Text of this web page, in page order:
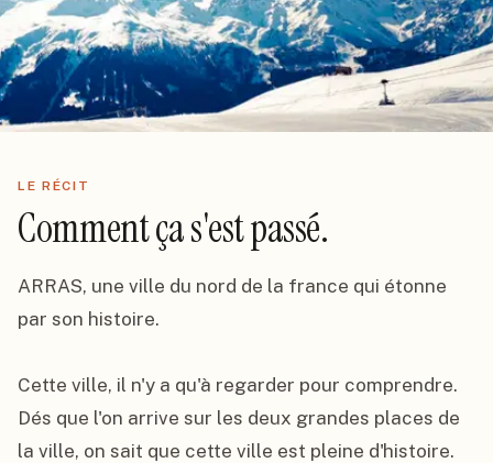
LE RÉCIT
Comment ça s'est passé.
ARRAS, une ville du nord de la france qui étonne
par son histoire.
Cette ville, il n'y a qu'à regarder pour comprendre.
Dés que l'on arrive sur les deux grandes places de
la ville, on sait que cette ville est pleine d'histoire.